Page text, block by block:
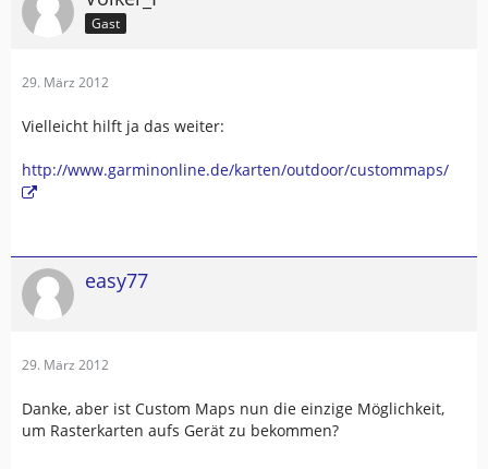
Gast
29. März 2012
Vielleicht hilft ja das weiter:
http://www.garminonline.de/karten/outdoor/custommaps/
easy77
29. März 2012
Danke, aber ist Custom Maps nun die einzige Möglichkeit,
um Rasterkarten aufs Gerät zu bekommen?